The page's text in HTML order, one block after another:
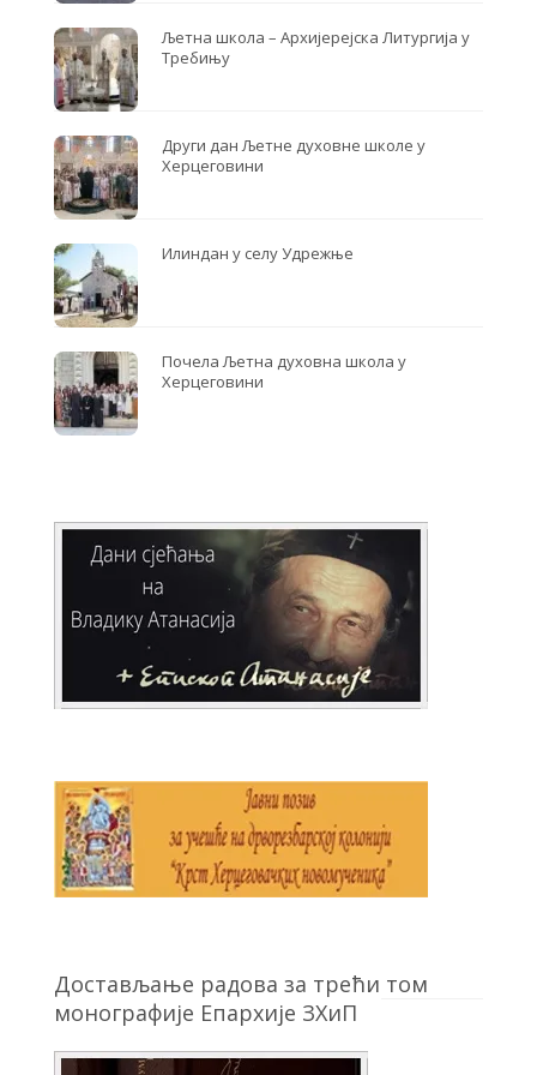
Љетна школа – Архијерејска Литургија у
Требињу
Други дан Љетне духовне школе у
Херцеговини
Илиндан у селу Удрежње
Почела Љетна духовна школа у
Херцеговини
Достављање радова за трећи том
монографије Епархије ЗХиП